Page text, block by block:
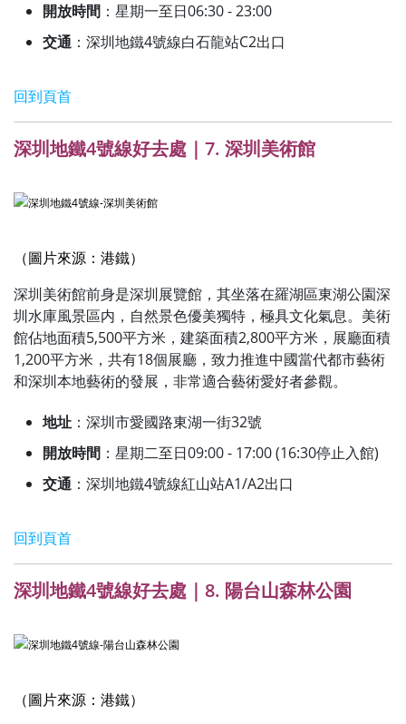
開放時間 ：星期一至日06:30 - 23:00
交通 ：深圳地鐵4號線白石龍站C2出口
回到頁首
深圳地鐵4號線好去處｜7. 深圳美術館
（圖片來源：港鐵）
深圳美術館前身是深圳展覽館，其坐落在羅湖區東湖公園深
圳水庫風景區内，自然景色優美獨特，極具文化氣息。美術
館佔地面積5,500平方米，建築面積2,800平方米，展廳面積
1,200平方米，共有18個展廳，致力推進中國當代都市藝術
和深圳本地藝術的發展，非常適合藝術愛好者參觀。
地址 ：深圳市愛國路東湖一街32號
開放時間 ：星期二至日09:00 - 17:00 (16:30停止入館)
交通 ：深圳地鐵4號線紅山站A1/A2出口
回到頁首
深圳地鐵4號線好去處｜8. 陽台山森林公園
（圖片來源：港鐵）